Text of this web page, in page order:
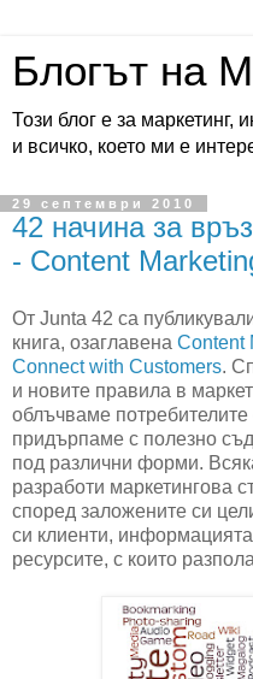
Блогът на
Този блог е за маркетинг,
и всичко, което ми е
29 септември 2010
42 начина за
- Content
От Junta 42 са
книга, озаглавена Content
Connect with Customers.
и новите правила в
облъчваме потребителите
придърпаме с полезно
под различни форми.
разработи маркетингова
според заложените си
си клиенти,
ресурсите, с които